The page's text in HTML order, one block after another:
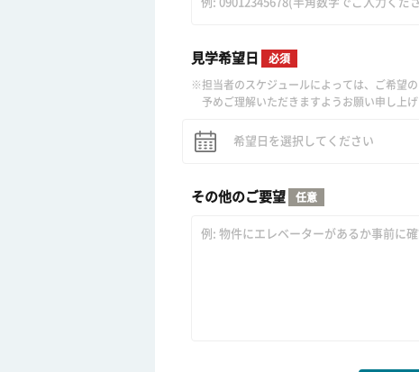
見学希望日 必須
担当者のスケジュールによっては、ご希望
予めご理解いただきますようお願い申し上げ
その他のご要望 任意